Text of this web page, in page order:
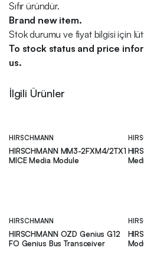
Sıfır üründür.
Brand new item.
Stok durumu ve fiyat bilgisi için
To stock status and price
us.
İlgili Ürünler
HIRSCHMANN
HIRSCHMANN MM3-2FXM4/2TX1
MICE Media Module
HIRSCHMANN
HIRSCHMANN OZD Genius G12
FO Genius Bus Transceiver